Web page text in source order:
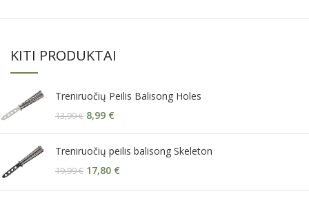
KITI PRODUKTAI
Treniruočių Peilis Balisong Holes
13,99€ 8,99 €
Treniruočių peilis balisong Skeleton
19,99€ 17,80 €